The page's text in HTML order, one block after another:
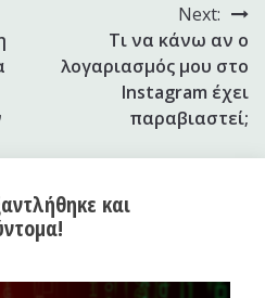
Next:
Τι να κάνω αν ο
λογαριασμός μου στο
Instagram έχει
παραβιαστεί;
και